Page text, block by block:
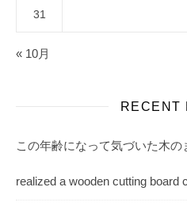
31
« 10月
RECENT
この年齢になって気づいた木
realized a wooden cutting board